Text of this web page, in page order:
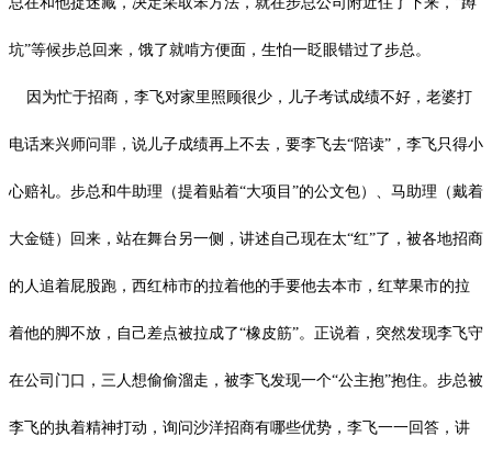
坑”等候步总回来，饿了就啃方便面，生怕一眨眼错过了步总。
因为忙于招商，李飞对家里照顾很少，儿子考试成绩不好，老婆打
电话来兴师问罪，说儿子成绩再上不去，要李飞去“陪读”，李飞只得小
心赔礼。步总和牛助理（提着贴着“大项目”的公文包）、马助理（戴着
大金链）回来，站在舞台另一侧，讲述自己现在太“红”了，被各地招商
的人追着屁股跑，西红柿市的拉着他的手要他去本市，红苹果市的拉
着他的脚不放，自己差点被拉成了“橡皮筋”。正说着，突然发现李飞守
在公司门口，三人想偷偷溜走，被李飞发现一个“公主抱”抱住。步总被
李飞的执着精神打动，询问沙洋招商有哪些优势，李飞一一回答，讲